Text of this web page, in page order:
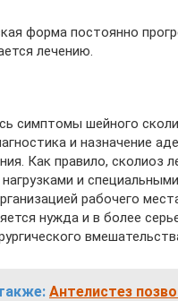
форма постоянно
лечению.
симптомы шейного
и назначение
Как правило, сколиоз
и
рабочего
нужда и в более
Антелистез